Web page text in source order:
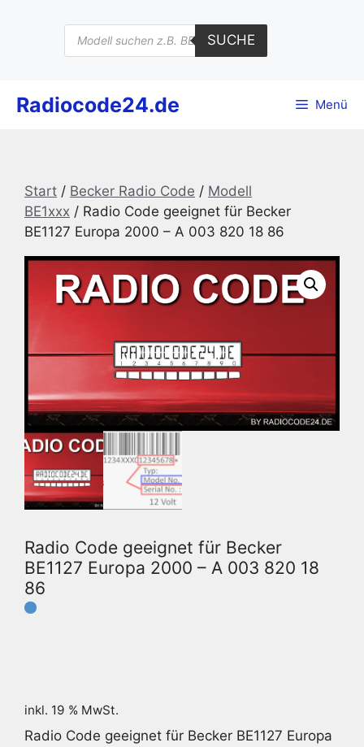
Products
search
SUCHE
Radiocode24.de Menü
Start / Becker Radio Code / Modell
BE1xxx / Radio Code geeignet für Becker
BE1127 Europa 2000 – A 003 820 18 86
Radio Code geeignet für Becker
BE1127 Europa 2000 – A 003 820 18
86
inkl. 19 % MwSt.
Radio Code geeignet für Becker BE1127 Europa